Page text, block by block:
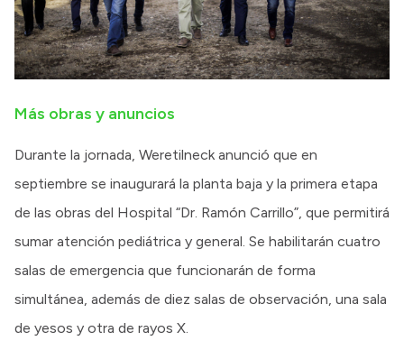
Más obras y anuncios
Durante la jornada, Weretilneck anunció que en
septiembre se inaugurará la planta baja y la primera etapa
de las obras del Hospital “Dr. Ramón Carrillo”, que permitirá
sumar atención pediátrica y general. Se habilitarán cuatro
salas de emergencia que funcionarán de forma
simultánea, además de diez salas de observación, una sala
de yesos y otra de rayos X.